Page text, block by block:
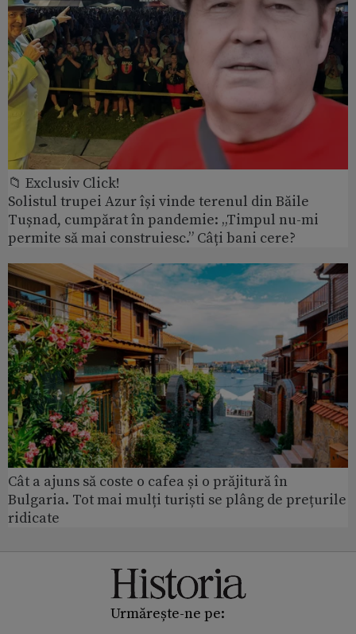
📁 Exclusiv Click!
Solistul trupei Azur își vinde terenul din Băile
Tușnad, cumpărat în pandemie: „Timpul nu-mi
permite să mai construiesc.” Câți bani cere?
Cât a ajuns să coste o cafea și o prăjitură în
Bulgaria. Tot mai mulți turiști se plâng de prețurile
ridicate
Urmărește-ne pe: